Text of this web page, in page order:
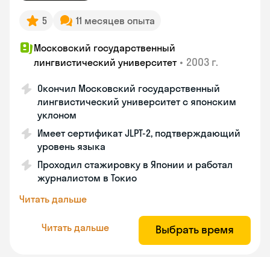
5 11 месяцев опыта
Московский государственный
лингвистический университет • 2003 г.
Окончил Московский государственный
лингвистический университет с японским
уклоном
Имеет сертификат JLPT-2, подтверждающий
уровень языка
Проходил стажировку в Японии и работал
журналистом в Токио
Читать дальше
Читать дальше Выбрать время